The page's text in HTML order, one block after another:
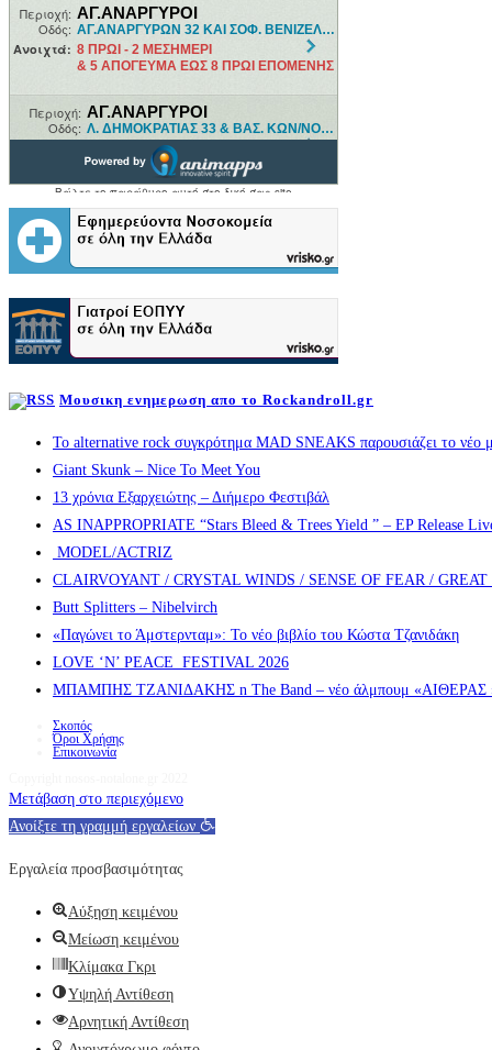
Μουσικη ενημερωση απο το Rockandroll.gr
Το alternative rock συγκρότημα MAD SNEAKS παρουσιάζει το νέο
Giant Skunk – Nice To Meet You
13 χρόνια Εξαρχειώτης – Διήμερο Φεστιβάλ
AS INAPPROPRIATE “Stars Bleed & Trees Yield ” – EP Release
MODEL/ACTRIZ
CLAIRVOYANT / CRYSTAL WINDS / SENSE OF FEAR /
Butt Splitters – Nibelvirch
«Παγώνει το Άμστερνταμ»: Το νέο βιβλίο του Κώστα Τζανιδάκη
LOVE ‘N’ PEACE FESTIVAL 2026
ΜΠΑΜΠΗΣ ΤΖΑΝΙΔΑΚΗΣ n The Band – νέο άλμπουμ «ΑΙΘΕΡΑΣ »
Σκοπός
Όροι Χρήσης
Επικοινωνία
Μετάβαση στο περιεχόμενο
Ανοίξτε τη γραμμή εργαλείων
Εργαλεία προσβασιμότητας
Αύξηση κειμένου
Μείωση κειμένου
Κλίμακα Γκρι
Υψηλή Αντίθεση
Αρνητική Αντίθεση